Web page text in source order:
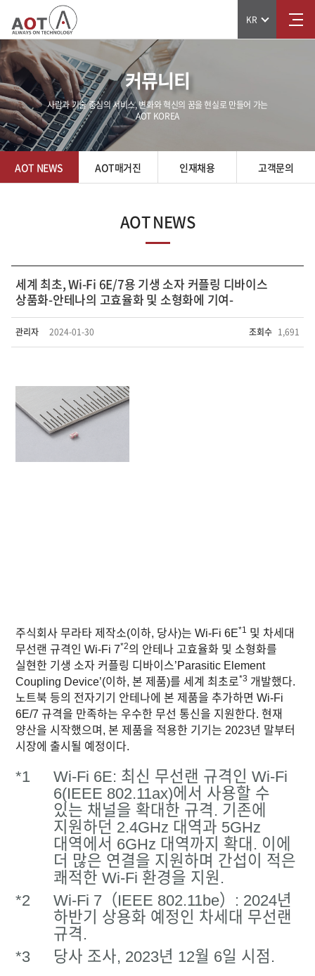
KR
커뮤니티
사람과 기술 중심의 서비스, 변화와 혁신의 꿈을 현실로 만들어 가는
AOT KOREA
AOT NEWS AOT매거진 인재채용 고객문의
AOT NEWS
세계 최초, Wi-Fi 6E/7용 기생 소자 커플링 디바이스
상품화-안테나의 고효율화 및 소형화에 기여-
관리자 2024-01-30 조회수 1,691
주식회사 무라타 제작소(이하, 당사)는 Wi-Fi 6E*1 및 차세대
무선랜 규격인 Wi-Fi 7*2의 안테나 고효율화 및 소형화를
실현한 기생 소자 커플링 디바이스’Parasitic Element
Coupling Device’(이하, 본 제품)를 세계 최초로*3 개발했다.
노트북 등의 전자기기 안테나에 본 제품을 추가하면 Wi-Fi
6E/7 규격을 만족하는 우수한 무선 통신을 지원한다. 현재
양산을 시작했으며, 본 제품을 적용한 기기는 2023년 말부터
시장에 출시될 예정이다.
*1
Wi-Fi 6E: 최신 무선랜 규격인 Wi-Fi
6(IEEE 802.11ax)에서 사용할 수
있는 채널을 확대한 규격. 기존에
지원하던 2.4GHz 대역과 5GHz
대역에서 6GHz 대역까지 확대. 이에
더 많은 연결을 지원하며 간섭이 적은
쾌적한 Wi-Fi 환경을 지원.
*2
Wi-Fi 7（IEEE 802.11be）: 2024년
하반기 상용화 예정인 차세대 무선랜
규격.
*3
당사 조사, 2023년 12월 6일 시점.